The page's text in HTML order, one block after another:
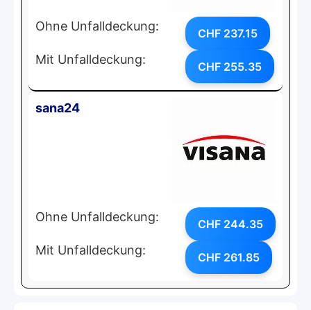
Ohne Unfalldeckung: CHF 237.15
Mit Unfalldeckung: CHF 255.35
sana24
Ohne Unfalldeckung: CHF 244.35
Mit Unfalldeckung: CHF 261.85